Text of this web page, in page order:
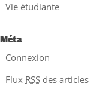
Vie étudiante
Méta
Connexion
Flux RSSdes articles